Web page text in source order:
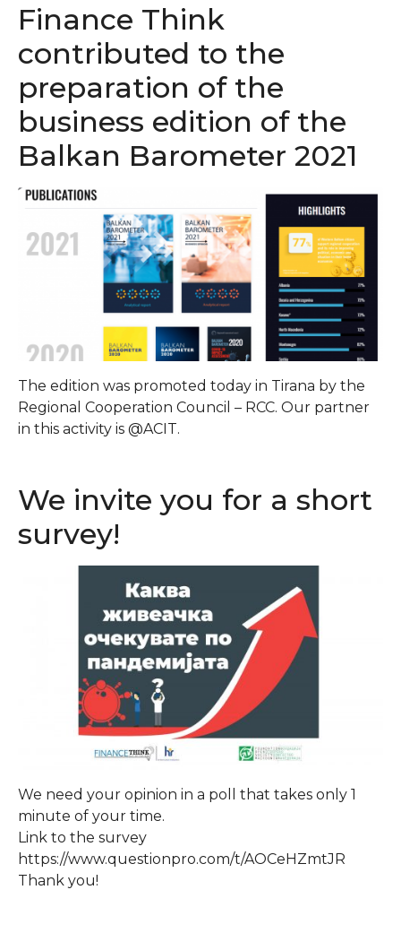
Finance Think
contributed to the
preparation of the
business edition of the
Balkan Barometer 2021
The edition was promoted today in Tirana by the
Regional Cooperation Council – RCC. Our partner
in this activity is @ACIT.
We invite you for a short
survey!
We need your opinion in a poll that takes only 1
minute of your time.
Link to the survey
https://www.questionpro.com/t/AOCeHZmtJR
Thank you!